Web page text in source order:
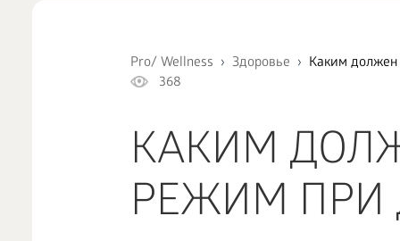
Pro/ Wellness Здоровье
Каким
368
КАКИМ
РЕЖИМ ПРИ